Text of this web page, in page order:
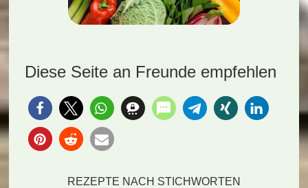
Diese Seite an Freunde empfehlen
REZEPTE NACH STICHWORTEN